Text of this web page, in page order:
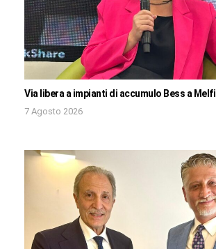
Via libera a impianti di accumulo Bess a
7 Agosto 2026